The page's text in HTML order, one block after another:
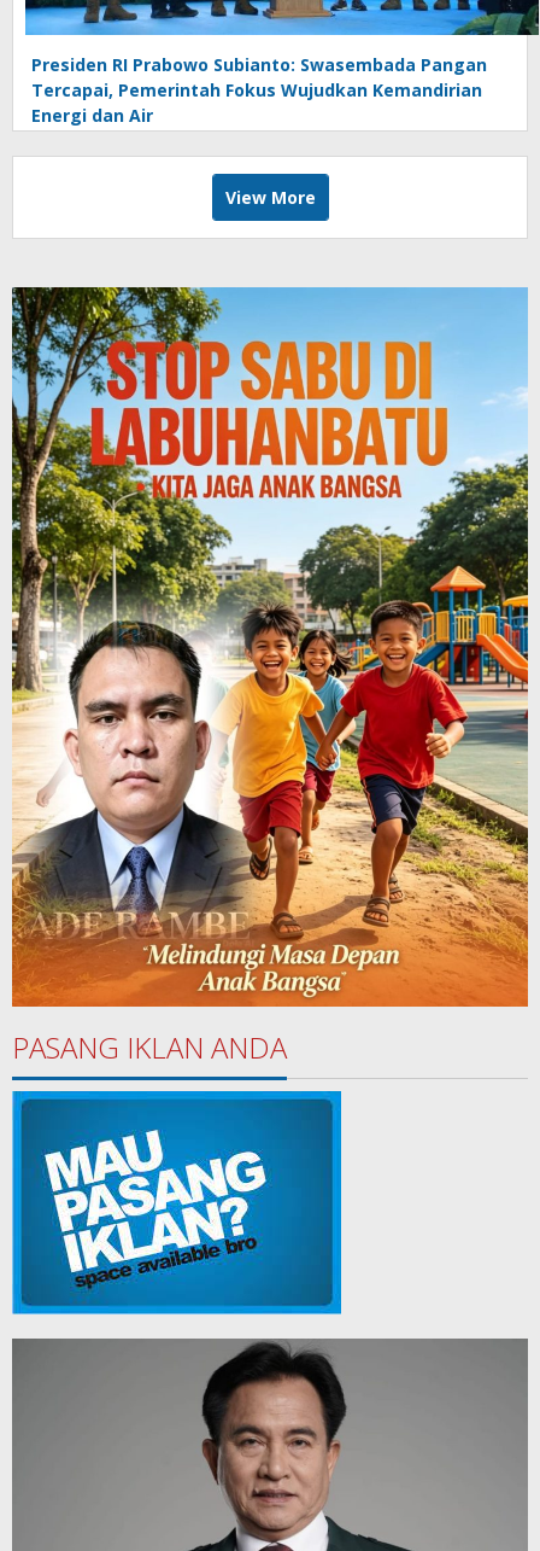
Presiden RI Prabowo Subianto: Swasembada Pangan
Tercapai, Pemerintah Fokus Wujudkan Kemandirian
Energi dan Air
View More
PASANG IKLAN ANDA